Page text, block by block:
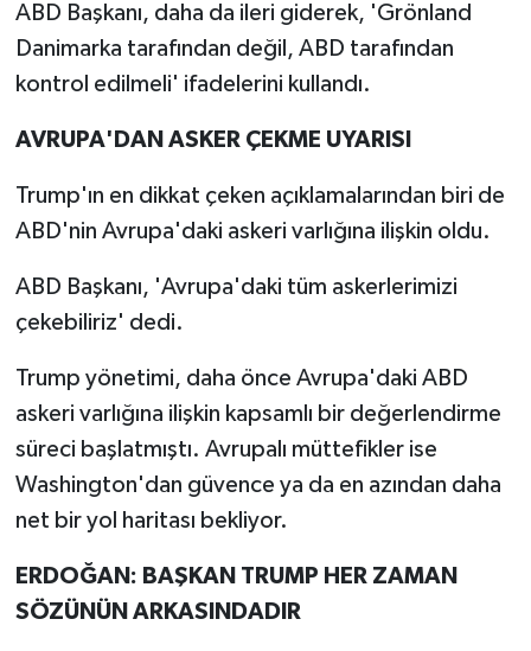
ABD Başkanı, daha da ileri giderek, 'Grönland
Danimarka tarafından değil, ABD tarafından
kontrol edilmeli' ifadelerini kullandı.
AVRUPA'DAN ASKER ÇEKME UYARISI
Trump'ın en dikkat çeken açıklamalarından biri de
ABD'nin Avrupa'daki askeri varlığına ilişkin oldu.
ABD Başkanı, 'Avrupa'daki tüm askerlerimizi
çekebiliriz' dedi.
Trump yönetimi, daha önce Avrupa'daki ABD
askeri varlığına ilişkin kapsamlı bir değerlendirme
süreci başlatmıştı. Avrupalı müttefikler ise
Washington'dan güvence ya da en azından daha
net bir yol haritası bekliyor.
ERDOĞAN: BAŞKAN TRUMP HER ZAMAN
SÖZÜNÜN ARKASINDADIR